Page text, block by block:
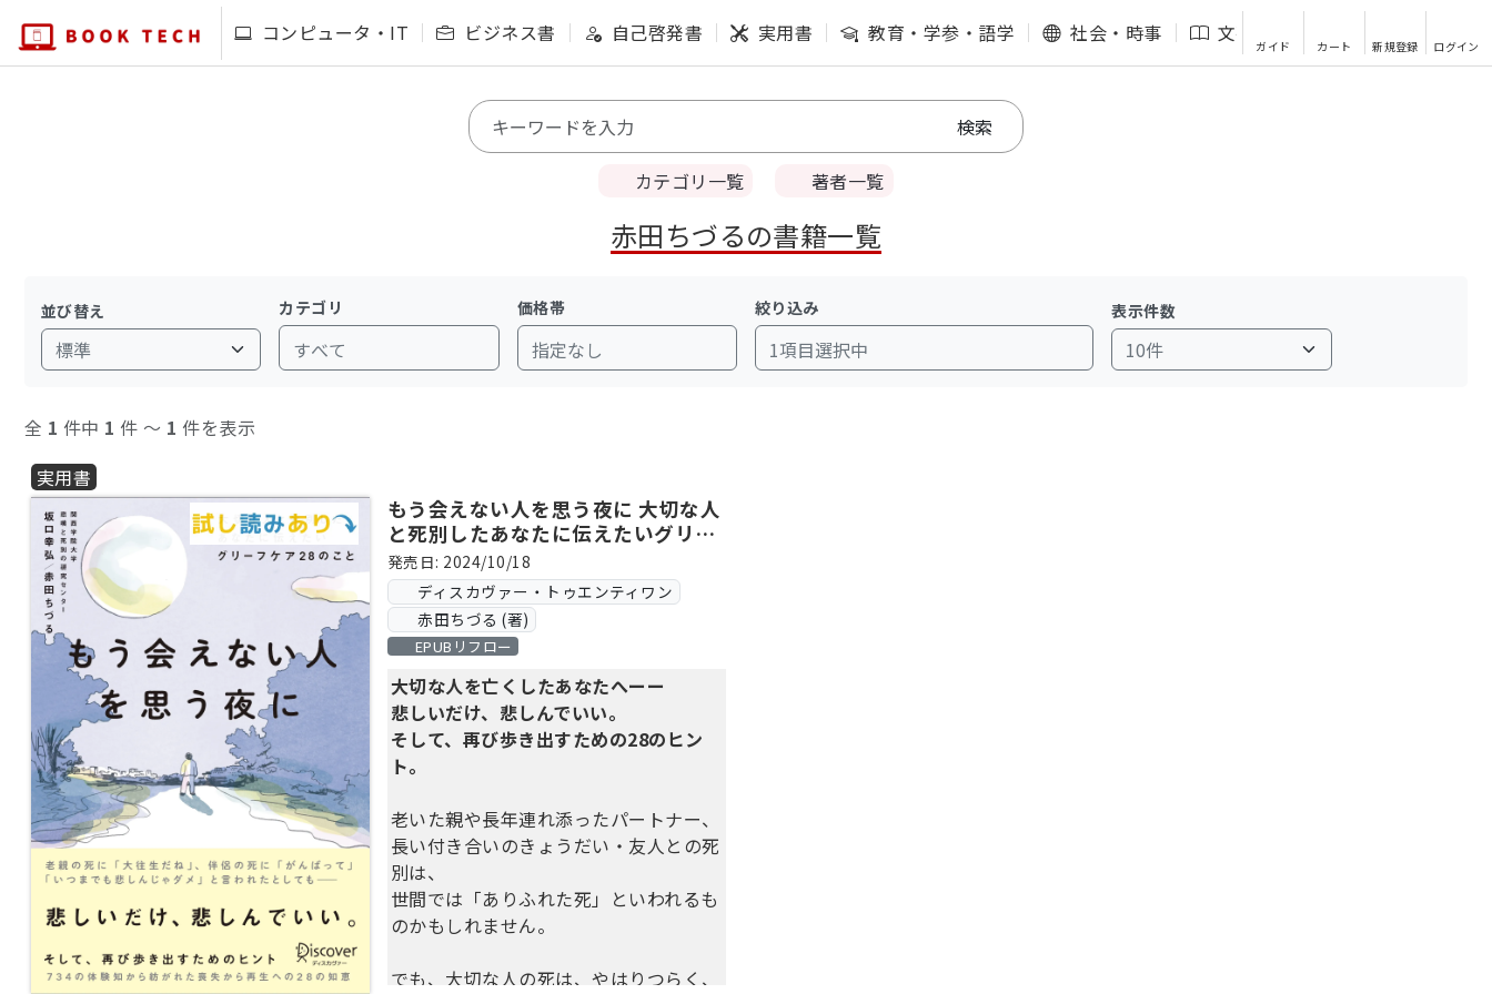
コンピュータ・IT ビジネス書 自己啓発書 実用書 教育・学参・語学 社会・時事 文芸・エッセイ
ガイド カート 新規登録 ログイン
カテゴリ一覧 著者一覧
赤田ちづるの書籍一覧
並び替え カテゴリ
すべて
価格帯
指定なし
絞り込み
1項目選択中
表示件数
全 1 件中 1 件 〜 1 件を表示
実用書
もう会えない人を思う夜に 大切な人
と死別したあなたに伝えたいグリー
フケア２８のこと
発売日: 2024/10/18
ディスカヴァー・トゥエンティワン
赤田ちづる (著)
EPUBリフロー
大切な人を亡くしたあなたへーー
悲しいだけ、悲しんでいい。
そして、再び歩き出すための28のヒン
ト。
老いた親や長年連れ添ったパートナー、
長い付き合いのきょうだい・友人との死
別は、
世間では「ありふれた死」といわれるも
のかもしれません。
でも、大切な人の死は、やはりつらく、